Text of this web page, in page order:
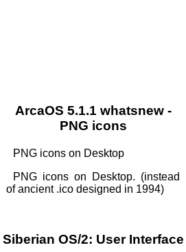
ArcaOS 5.1.1 whatsnew -
PNG icons
PNG icons on Desktop
PNG icons on Desktop. (instead
of ancient .ico designed in 1994)
Siberian OS/2: User Interface